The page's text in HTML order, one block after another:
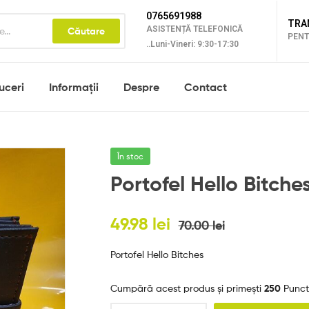
Căutare
0765691988
ASISTENȚĂ TELEFONICĂ
..Luni-Vineri: 9:30-17:30
Informații Despre Contact
În stoc
Portofel Hello
70.00lei
49.98 lei
Portofel Hello Bitches
Cumpără acest produs și primești 250